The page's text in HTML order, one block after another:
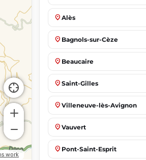
place Alès
place Bagnols-sur-Cèze
place Beaucaire
place Saint-Gilles
place Villeneuve-lès-Avignon
place Vauvert
place Pont-Saint-Esprit